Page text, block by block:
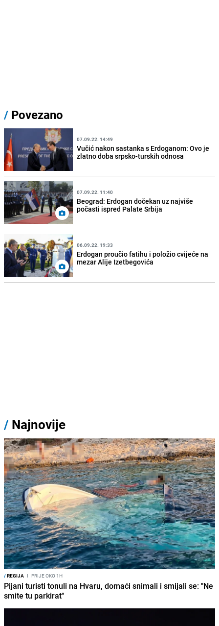
/ Povezano
07.09.22. 14:49
Vučić nakon sastanka s Erdoganom: Ovo je
zlatno doba srpsko-turskih odnosa
07.09.22. 11:40
Beograd: Erdogan dočekan uz najviše
počasti ispred Palate Srbija
06.09.22. 19:33
Erdogan proučio fatihu i položio cvijeće na
mezar Alije Izetbegovića
/ Najnovije
/REGIJA I PRIJE OKO 1H
Pijani turisti tonuli na Hvaru, domaći snimali i smijali se: "Ne
smite tu parkirat"